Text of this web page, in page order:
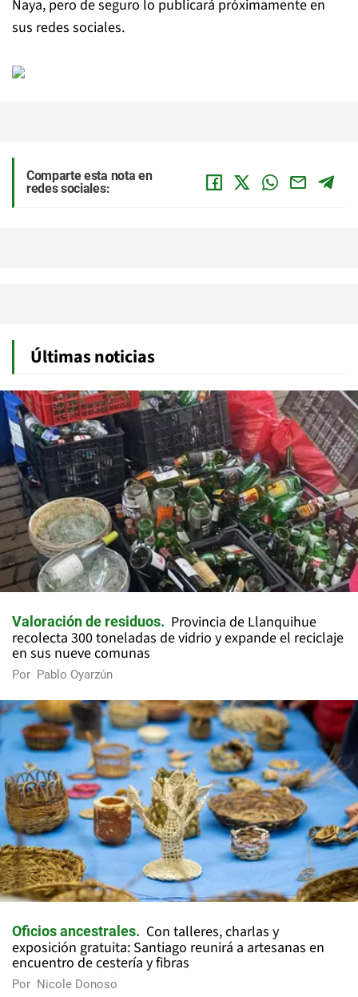
Naya, pero de seguro lo publicará próximamente en
sus redes sociales.
Comparte esta nota en
redes sociales:
Últimas noticias
Valoración de residuos
Provincia de Llanquihue
recolecta 300 toneladas de vidrio y expande el reciclaje
en sus nueve comunas
Por Pablo Oyarzún
Oficios ancestrales
Con talleres, charlas y
exposición gratuita: Santiago reunirá a artesanas en
encuentro de cestería y fibras
Por Nicole Donoso